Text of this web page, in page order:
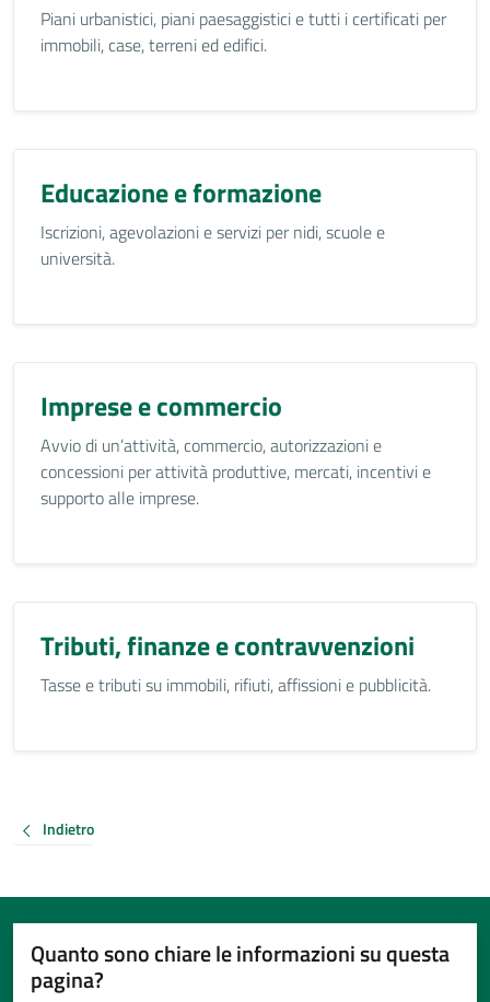
Piani urbanistici, piani paesaggistici e tutti i certificati per
immobili, case, terreni ed edifici.
Educazione e formazione
Iscrizioni, agevolazioni e servizi per nidi, scuole e
università.
Imprese e commercio
Avvio di un’attività, commercio, autorizzazioni e
concessioni per attività produttive, mercati, incentivi e
supporto alle imprese.
Tributi, finanze e contravvenzioni
Tasse e tributi su immobili, rifiuti, affissioni e pubblicità.
Indietro
Quanto sono chiare le informazioni su questa
pagina?